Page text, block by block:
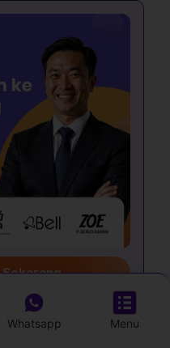
Sekarang
Whatsapp Menu